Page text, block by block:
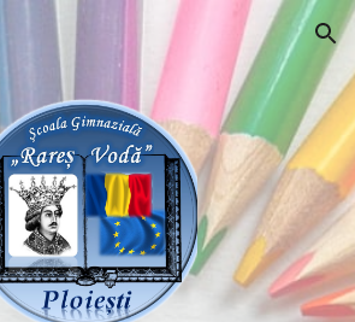
Skip to navigation